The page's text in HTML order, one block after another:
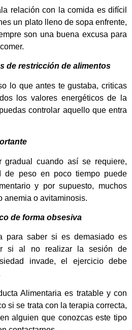
relación con la comida es difícil
un plato lleno de sopa enfrente,
son una buena excusa para
de restricción de alimentos
lo que antes te gustaba, criticas
los valores energéticos de la
controlar aquello que entra
gradual cuando así se requiere,
de peso en poco tiempo puede
y por supuesto, muchos
anemia o avitaminosis.
de forma obsesiva
para saber si es demasiado es
si al no realizar la sesión de
invade, el ejercicio debe
Alimentaria es tratable y con
si se trata con la terapia correcta,
alguien que conozcas este tipo